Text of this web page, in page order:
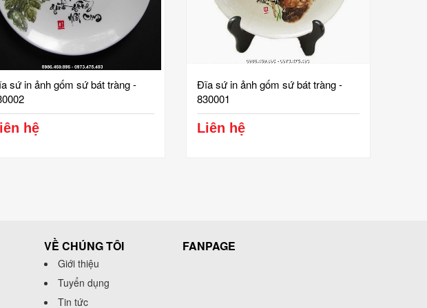
sứ in ảnh gốm sứ bát tràng -
hệ
Đĩa sứ in ảnh gốm sứ bát tràng -
830001
Liên hệ
VỀ CHÚNG TÔI
Giới thiệu
Tuyển dụng
Tin tức
FANPAGE